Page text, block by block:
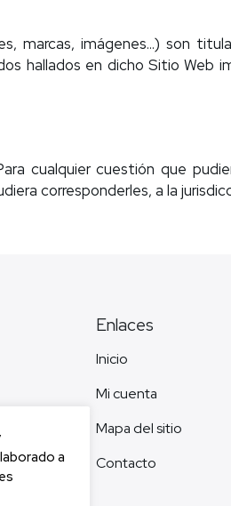
marcas, imágenes…) son
hallados en dicho Sitio Web
cualquier cuestión que
corresponderles, a la
Enlaces
Inicio
Mi cuenta
Mapa del sitio
Contacto
a